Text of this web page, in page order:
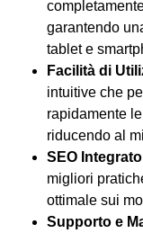
garantendo
tablet e
Facilità di
intuitive che
rapidamente
riducendo al
SEO Integrato
migliori
ottimale sui
Supporto e